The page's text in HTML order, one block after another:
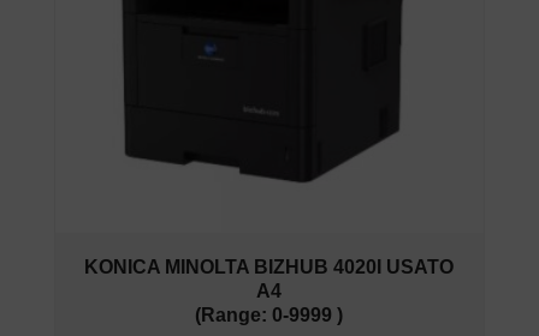
KONICA MINOLTA BIZHUB 4020I USATO
A4
(Range: 0-9999 )